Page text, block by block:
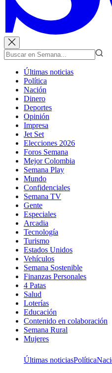
Últimas noticias
Política
Nación
Dinero
Deportes
Opinión
Impresa
Jet Set
Elecciones 2026
Foros Semana
Mejor Colombia
Semana Play
Mundo
Confidenciales
Semana TV
Gente
Especiales
Arcadia
Tecnología
Turismo
Estados Unidos
Vehículos
Semana Sostenible
Finanzas Personales
4 Patas
Salud
Loterías
Educación
Contenido en colaboración
Semana Rural
Mujeres
Últimas noticiasPolítica